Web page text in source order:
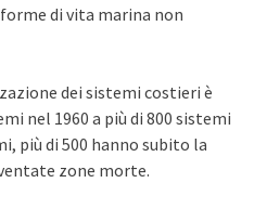
di vita marina non
dei sistemi costieri è
nel 1960 a più di 800 sistemi
più di 500 hanno subito la
zone morte.